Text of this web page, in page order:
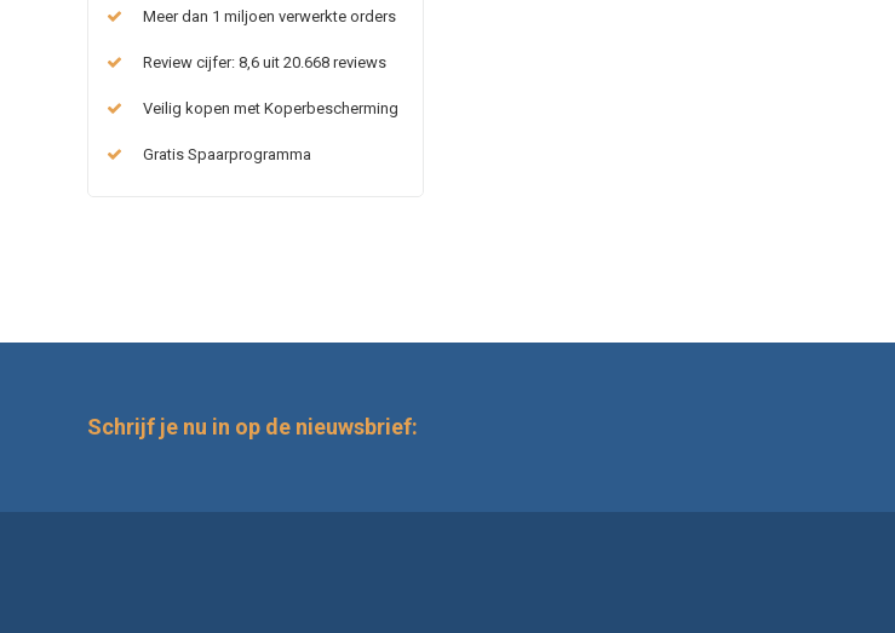
Meer dan 1 miljoen verwerkte orders
Review cijfer: 8,6 uit 20.668 reviews
Veilig kopen met Koperbescherming
Gratis Spaarprogramma
Schrijf je nu in op de nieuwsbrief: